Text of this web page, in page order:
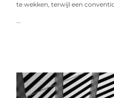
te wekken, terwijl een
...